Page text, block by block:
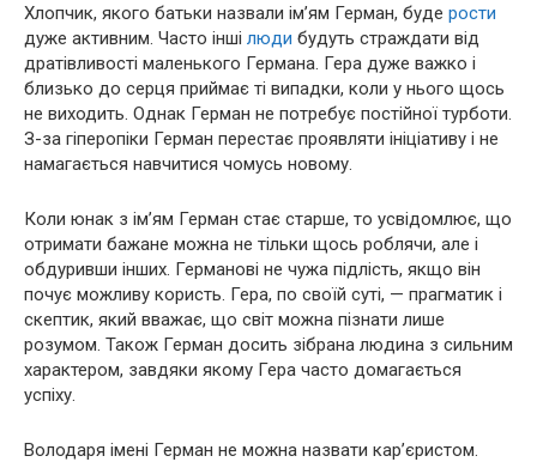
Хлопчик, якого батьки назвали ім’ям Герман, буде рости
дуже активним. Часто інші люди будуть страждати від
дратівливості маленького Германа. Гера дуже важко і
близько до серця приймає ті випадки, коли у нього щось
не виходить. Однак Герман не потребує постійної турботи.
З-за гіперопіки Герман перестає проявляти ініціативу і не
намагається навчитися чомусь новому.
Коли юнак з ім’ям Герман стає старше, то усвідомлює, що
отримати бажане можна не тільки щось роблячи, але і
обдуривши інших. Германові не чужа підлість, якщо він
почує можливу користь. Гера, по своїй суті, — прагматик і
скептик, який вважає, що світ можна пізнати лише
розумом. Також Герман досить зібрана людина з сильним
характером, завдяки якому Гера часто домагається
успіху.
Володаря імені Герман не можна назвати кар’єристом.